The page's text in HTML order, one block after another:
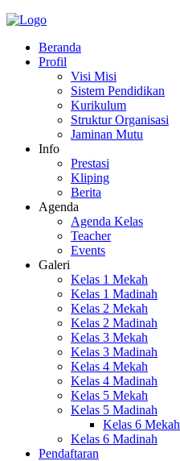
Beranda
Profil
Visi Misi
Sistem Pendidikan
Kurikulum
Struktur Organisasi
Jaminan Mutu
Info
Prestasi
Kliping
Berita
Agenda
Agenda Kelas
Teacher
Events
Galeri
Kelas 1 Mekah
Kelas 1 Madinah
Kelas 2 Mekah
Kelas 2 Madinah
Kelas 3 Mekah
Kelas 3 Madinah
Kelas 4 Mekah
Kelas 4 Madinah
Kelas 5 Mekah
Kelas 5 Madinah
Kelas 6 Mekah
Kelas 6 Madinah
Pendaftaran